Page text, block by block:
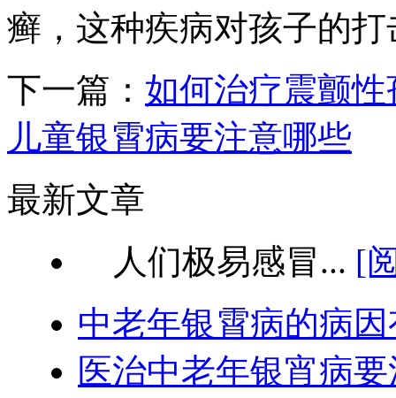
癣，这种疾病对孩子的
下一篇： 如何治疗震颤
儿童银霄病要注意哪些
最新文章
人们极易感冒... [
中老年银霄病的病
医治中老年银宵病